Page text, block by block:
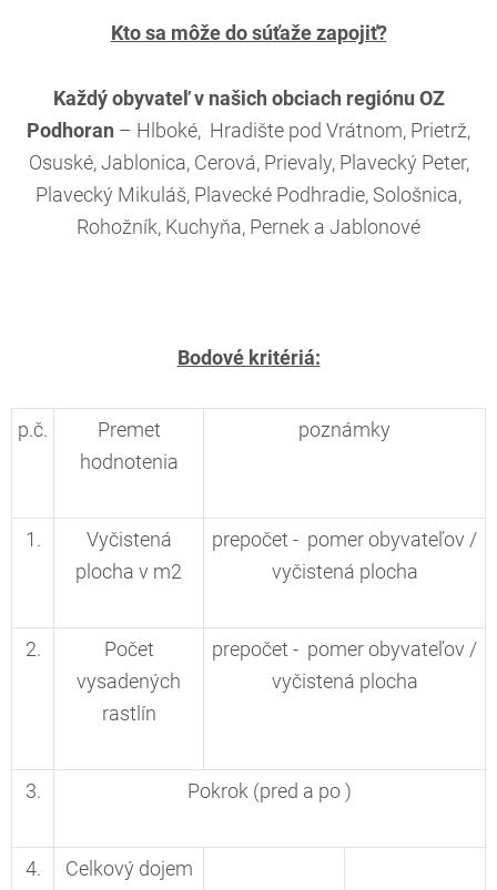
Kto sa môže do súťaže zapojiť?
Každý obyvateľ v našich obciach regiónu OZ
Podhoran – Hlboké, Hradište pod Vrátnom, Prietrž,
Osuské, Jablonica, Cerová, Prievaly, Plavecký Peter,
Plavecký Mikuláš, Plavecké Podhradie, Sološnica,
Rohožník, Kuchyňa, Pernek a Jablonové
Bodové kritériá:
p.č.
Premet
hodnotenia
poznámky
1.
Vyčistená
plocha v m2
prepočet - pomer obyvateľov /
vyčistená plocha
2.
Počet
vysadených
rastlín
prepočet - pomer obyvateľov /
vyčistená plocha
3. Pokrok (pred a po )
4. Celkový dojem